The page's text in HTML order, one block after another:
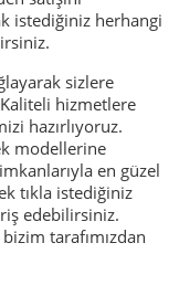
istediğiniz herhangi
sizlere
hizmetlere
hazırlıyoruz.
modellerine
en güzel
tıkla istediğiniz
edebilirsiniz.
tarafımızdan